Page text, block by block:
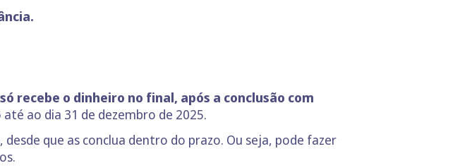
só recebe o dinheiro no final, após a conclusão com
ao dia 31 de dezembro de 2025.
que as conclua dentro do prazo. Ou seja, pode fazer